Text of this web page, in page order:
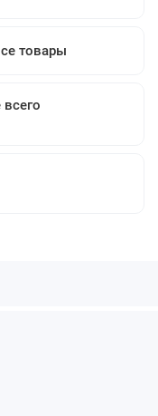
товары